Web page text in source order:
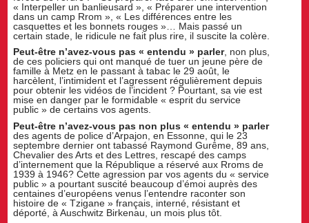
« Interpeller un banlieusard », « Préparer une intervention
dans un camp Rrom », « Les différences entre les
casquettes et les bonnets rouges »… Mais passé un
certain stade, le ridicule ne fait plus rire, il suscite la colère.
Peut-être n’avez-vous pas « entendu » parler, non plus,
de ces policiers qui ont manqué de tuer un jeune père de
famille à Metz en le passant à tabac le 29 août, le
harcèlent, l’intimident et l’agressent régulièrement depuis
pour obtenir les vidéos de l’incident ? Pourtant, sa vie est
mise en danger par le formidable « esprit du service
public » de certains vos agents.
Peut-être n’avez-vous pas non plus « entendu » parler
des agents de police d’Arpajon, en Essonne, qui le 23
septembre dernier ont tabassé Raymond Gurême, 89 ans,
Chevalier des Arts et des Lettres, rescapé des camps
d’internement que la République a réservé aux Rroms de
1939 à 1946? Cette agression par vos agents du « service
public » a pourtant suscité beaucoup d’émoi auprès des
centaines d’européens venus l’entendre raconter son
histoire de « Tzigane » français, interné, résistant et
déporté, à Auschwitz Birkenau, un mois plus tôt.